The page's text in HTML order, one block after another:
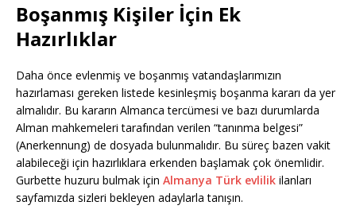
Boşanmış Kişiler İçin Ek
Hazırlıklar
Daha önce evlenmiş ve boşanmış vatandaşlarımızın
hazırlaması gereken listede kesinleşmiş boşanma kararı da yer
almalıdır. Bu kararın Almanca tercümesi ve bazı durumlarda
Alman mahkemeleri tarafından verilen “tanınma belgesi”
(Anerkennung) de dosyada bulunmalıdır. Bu süreç bazen vakit
alabileceği için hazırlıklara erkenden başlamak çok önemlidir.
Gurbette huzuru bulmak için Almanya Türk evlilik ilanları
sayfamızda sizleri bekleyen adaylarla tanışın.